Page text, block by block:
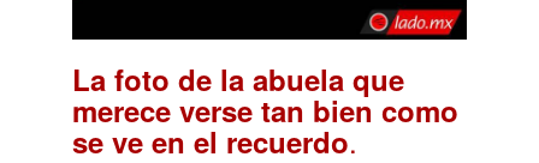
La foto de la abuela que
merece verse tan bien como
se ve en el recuerdo.